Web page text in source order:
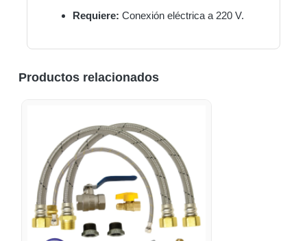
Requiere: Conexión eléctrica a 220 V.
Productos relacionados